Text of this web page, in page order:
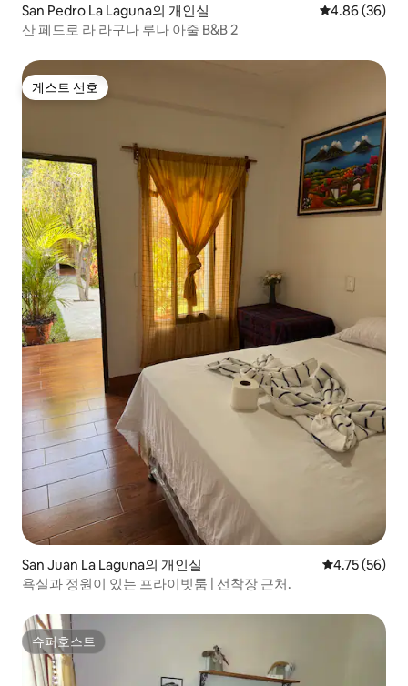
San Pedro La Laguna의 개인실 평점 4.86점(5
4.86 (36)
산 페드로 라 라구나 루나 아줄 B&B 2
게스트 선호
게스트 선호
San Juan La Laguna의 개인실 평점 4.75점
4.75 (56)
욕실과 정원이 있는 프라이빗룸 | 선착장 근처.
슈퍼호스트
슈퍼호스트